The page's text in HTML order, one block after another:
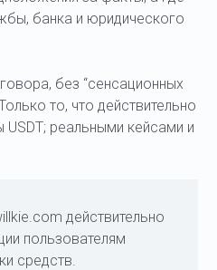
банка и юридического
без “сенсационных
то, что действительно
реальными кейсами и
действительно
пользователям
средств.